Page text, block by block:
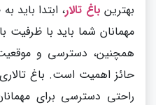
بهترین باغ تالار، ابتدا باید
مهمانان شما باید با ظرفیت
همچنین، دسترسی و
حائز اهمیت است. باغ
راحتی دسترسی برای